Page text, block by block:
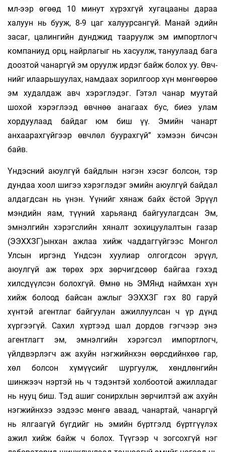
мл-ээр өгөөд 10 минут хүрэхгүй хуга­цаа­ны дараа
халуун нь бууж, 8-9 цаг халуурсангүй. Манай эдийн
засаг, цалингийн дунджид тааруулж эм импортлогч
компаниуд орц, найрлагыг нь хасуулж, тануулаад бага
доозтой чанаргүй эм оруулж ирдэг байж болох уу. Өвч­
нийг илаарьшуулах, намдаах зорилгоор хүн мөнгөөрөө
эм худалдаж авч хэрэглэдэг. Гэтэл чанар муутай
шохой хэрэглээд өвчнөө анагаах бус, биеэ улам
хордуулаад байдаг юм биш үү. Эмийн чанарт
анхаарахгүйгээр өвчлөл буурахгүй” хэмээн бичсэн
байв.
Үндэсний аюулгүй байдлын нэгэн хэсэг болсон, тэр
дундаа хоол шигээ хэрэглэдэг эмийн аюулгүй байдал
алдагдсан нь үнэн. Үүнийг хянаж байх ёстой Эрүүл
мэндийн яам, түүний харьяанд байгуулагдсан Эм,
эмнэлгийн хэрэгслийн хяналт зохицуулалтын газар
(ЭЭХХЗГ)ынхан ажлаа хийж чаддаггүйгээс Монгол
Улсын иргэнд Үндсэн хуулиар олгогдсон эрүүл,
аюулгүй аж төрөх эрх зөрчигдсөөр байгаа гэхэд
хилсдүүлсэн болохгүй. Өмнө нь ЭМЯнд наймхан хүн
хийж болоод байсан ажлыг ЭЭХХЗГ гэх 80 гаруй
хүнтэй агентлаг байгуулан ажиллуулсан ч үр дүнд
хүргээгүй. Сахил хүртээд шал дордов гэгчээр энэ
агентлагт эм, эмнэлгийн хэрэгсэл импортлогч,
үйлдвэрлэгч аж ахуйн нэгжийнхэн өөрсдийнхөө гар,
хөл болсон хүмүүсийг шургуулж, хөндлөнгийн
шинжээч нэртэй нь ч тэдэнтэй холбоотой ажилладаг
нь нууц биш. Тэд ашиг сонирхлын зөрчилтэй аж ахуйн
нэгжийнхээ эздээс мөнгө аваад, чанартай, чанаргүй
нь ялгаагүй бүгдийг нь эмийн бүртгэлд бүртгүүлэх
ажил хийж байж ч болох. Түүгээр ч зогсохгүй нэг